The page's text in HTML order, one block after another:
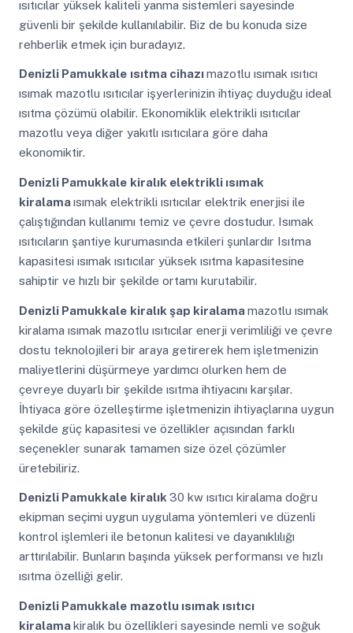
ısıtıcılar yüksek kaliteli yanma sistemleri sayesinde
güvenli bir şekilde kullanılabilir. Biz de bu konuda size
rehberlik etmek için buradayız.
Denizli Pamukkale ısıtma cihazımazotlu ısımak ısıtıcı
ısımak mazotlu ısıtıcılar işyerlerinizin ihtiyaç duyduğu ideal
ısıtma çözümü olabilir. Ekonomiklik elektrikli ısıtıcılar
mazotlu veya diğer yakıtlı ısıtıcılara göre daha
ekonomiktir.
Denizli Pamukkale kiralık elektrikli ısımak
kiralamaısımak elektrikli ısıtıcılar elektrik enerjisi ile
çalıştığından kullanımı temiz ve çevre dostudur. Isımak
ısıtıcıların şantiye kurumasında etkileri şunlardır Isıtma
kapasitesi ısımak ısıtıcılar yüksek ısıtma kapasitesine
sahiptir ve hızlı bir şekilde ortamı kurutabilir.
Denizli Pamukkale kiralık şap kiralamamazotlu ısımak
kiralama ısımak mazotlu ısıtıcılar enerji verimliliği ve çevre
dostu teknolojileri bir araya getirerek hem işletmenizin
maliyetlerini düşürmeye yardımcı olurken hem de
çevreye duyarlı bir şekilde ısıtma ihtiyacını karşılar.
İhtiyaca göre özelleştirme işletmenizin ihtiyaçlarına uygun
şekilde güç kapasitesi ve özellikler açısından farklı
seçenekler sunarak tamamen size özel çözümler
üretebiliriz.
Denizli Pamukkale kiralık 30 kw ısıtıcı kiralama doğru
ekipman seçimi uygun uygulama yöntemleri ve düzenli
kontrol işlemleri ile betonun kalitesi ve dayanıklılığı
arttırılabilir. Bunların başında yüksek performansı ve hızlı
ısıtma özelliği gelir.
Denizli Pamukkale mazotlu ısımak ısıtıcı
kiralamakiralık bu özellikleri sayesinde nemli ve soğuk